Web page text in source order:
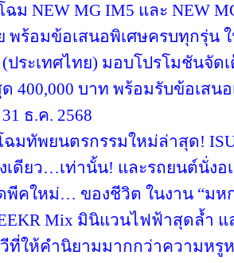
ฉม NEW MG IM5 และ NEW
พร้อมข้อเสนอพิเศษครบทุกรุ่น ใ
(ประเทศไทย) มอบโปรโมชันจัด
400,000 บาท พร้อมรับข้อเสน
ธ.ค. 2568
มทัพยนตรกรรมใหม่ล่าสุด!
เดียว…เท่านั้น! และรถยนต์นั่งอ
พีคใหม่… ของชีวิต ในงาน “มห
Mix มินิแวนไฟฟ้าสุดล้ำ แ
ที่ให้คำนิยามมากกว่าความหรู